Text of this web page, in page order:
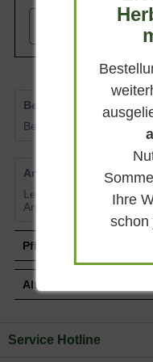
+
Bewertungen
Bewertungen lesen,
Artikelfragen
0
Lesen Sie von weiteren
Artikel
Pflegehinweise
Pflanz- und
Alternative Pflanzen
Sie suchen eine
Ihre
schon
Service Hotline